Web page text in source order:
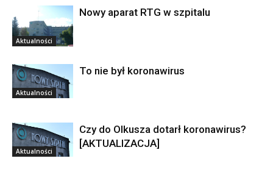
Aktualności
Nowy aparat RTG w szpitalu
Aktualności
To nie był koronawirus
Aktualności
Czy do Olkusza dotarł koronawirus?
[AKTUALIZACJA]